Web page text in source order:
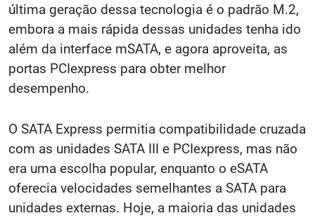
última geração dessa tecnologia é o padrão M.2,
embora a mais rápida dessas unidades tenha ido
além da interface mSATA, e agora aproveita, as
portas PCIexpress para obter melhor
desempenho.
O SATA Express permitia compatibilidade cruzada
com as unidades SATA III e PCIexpress, mas não
era uma escolha popular, enquanto o eSATA
oferecia velocidades semelhantes a SATA para
unidades externas. Hoje, a maioria das unidades